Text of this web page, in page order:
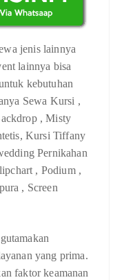
jenis lainnya
lainnya bisa
kebutuhan
Sewa Kursi ,
, Misty
Kursi Tiffany
Pernikahan
, Podium ,
, Screen
yang prima.
faktor keamanan